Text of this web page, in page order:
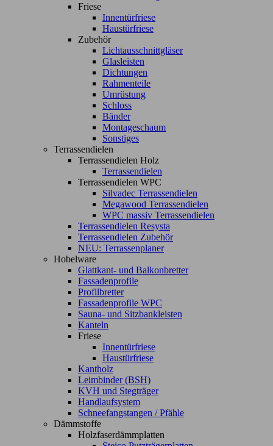
Friese
Innentürfriese
Haustürfriese
Zubehör
Lichtausschnittgläser
Glasleisten
Dichtungen
Rahmenteile
Umrüstung
Schloss
Bänder
Montageschaum
Sonstiges
Terrassendielen
Terrassendielen Holz
Terrassendielen
Terrassendielen WPC
Silvadec Terrassendielen
Megawood Terrassendielen
WPC massiv Terrassendielen
Terrassendielen Resysta
Terrassendielen Zubehör
NEU: Terrassenplaner
Hobelware
Glattkant- und Balkonbretter
Fassadenprofile
Profilbretter
Fassadenprofile WPC
Sauna- und Sitzbankleisten
Kanteln
Friese
Innentürfriese
Haustürfriese
Kantholz
Leimbinder (BSH)
KVH und Stegträger
Handlaufsystem
Schneefangstangen / Pfähle
Dämmstoffe
Holzfaserdämmplatten